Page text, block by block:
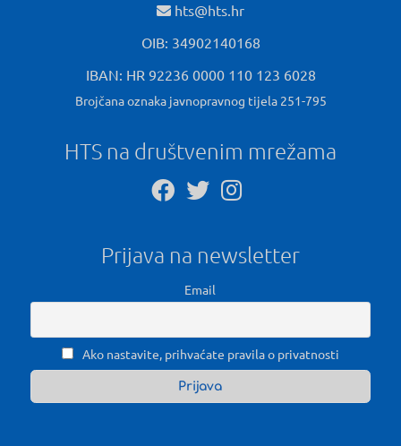
hts@hts.hr
OIB: 34902140168
IBAN: HR 92236 0000 110 123 6028
Brojčana oznaka javnopravnog tijela 251-795
HTS na društvenim mrežama
Prijava na newsletter
Email
Ako nastavite, prihvaćate pravila o privatnosti